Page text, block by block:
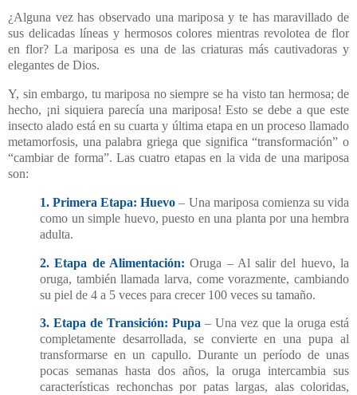
¿Alguna vez has observado una mariposa y te has maravillado de
sus delicadas líneas y hermosos colores mientras revolotea de flor
en flor? La mariposa es una de las criaturas más cautivadoras y
elegantes de Dios.
Y, sin embargo, tu mariposa no siempre se ha visto tan hermosa; de
hecho, ¡ni siquiera parecía una mariposa! Esto se debe a que este
insecto alado está en su cuarta y última etapa en un proceso llamado
metamorfosis, una palabra griega que significa “transformación” o
“cambiar de forma”. Las cuatro etapas en la vida de una mariposa
son:
1. Primera Etapa: Huevo– Una mariposa comienza su vida
como un simple huevo, puesto en una planta por una hembra
adulta.
2. Etapa de Alimentación: Oruga – Al salir del huevo, la
oruga, también llamada larva, come vorazmente, cambiando
su piel de 4 a 5 veces para crecer 100 veces su tamaño.
3. Etapa de Transición: Pupa – Una vez que la oruga está
completamente desarrollada, se convierte en una pupa al
transformarse en un capullo. Durante un período de unas
pocas semanas hasta dos años, la oruga intercambia sus
características rechonchas por patas largas, alas coloridas,